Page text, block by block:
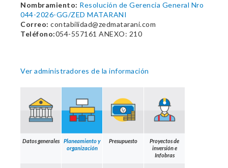
Nombramiento: Resolución de Gerencia General Nro
044-2026-GG/ZED MATARANI
Correo: contabilidad@zedmatarani.com
Teléfono:054-557161 ANEXO: 210
Ver administradores de la información
Datos generales
Planeamiento y
organización
Presupuesto
Proyectos de
inversión e
Infobras